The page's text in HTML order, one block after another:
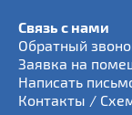
Связь с нами
Обратный
Заявка на
Написать
Контакты /